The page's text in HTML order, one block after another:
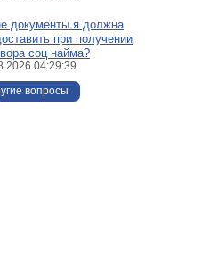
документы я должна
при получении
соц найма?
04:29:39
вопросы